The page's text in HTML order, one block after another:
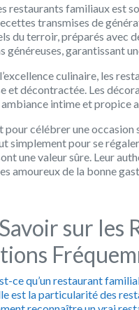
restaurants familiaux est
transmises de
du terroir, préparés avec
généreuses, garantissant
culinaire, les
et décontractée. Les
intime et propice
pour célébrer une
simplement pour se
une valeur sûre. Leur
amoureux de la bonne
sur les
ce qu’un restaurant
est la particularité des